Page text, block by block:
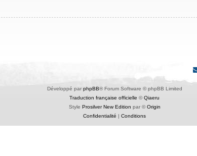
Développé par phpBB® Forum Software © phpBB Limited
Traduction française officielle ©Qiaeru
Style Prosilver New Edition par ©Origin
Confidentialité
Conditions